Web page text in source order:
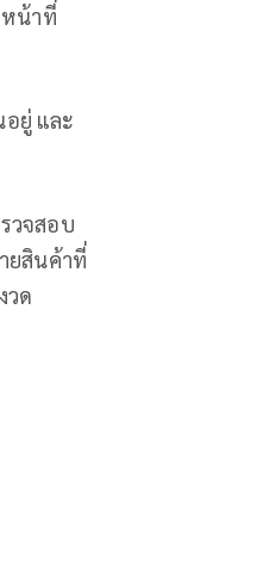
หน้าที่
ยู่ และ
วจสอบ
ยสินค้าที่
วด